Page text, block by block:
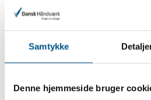
Samtykke
Denne hjemmeside bruger
prisstigninger, så
gratis juridiske hotline,